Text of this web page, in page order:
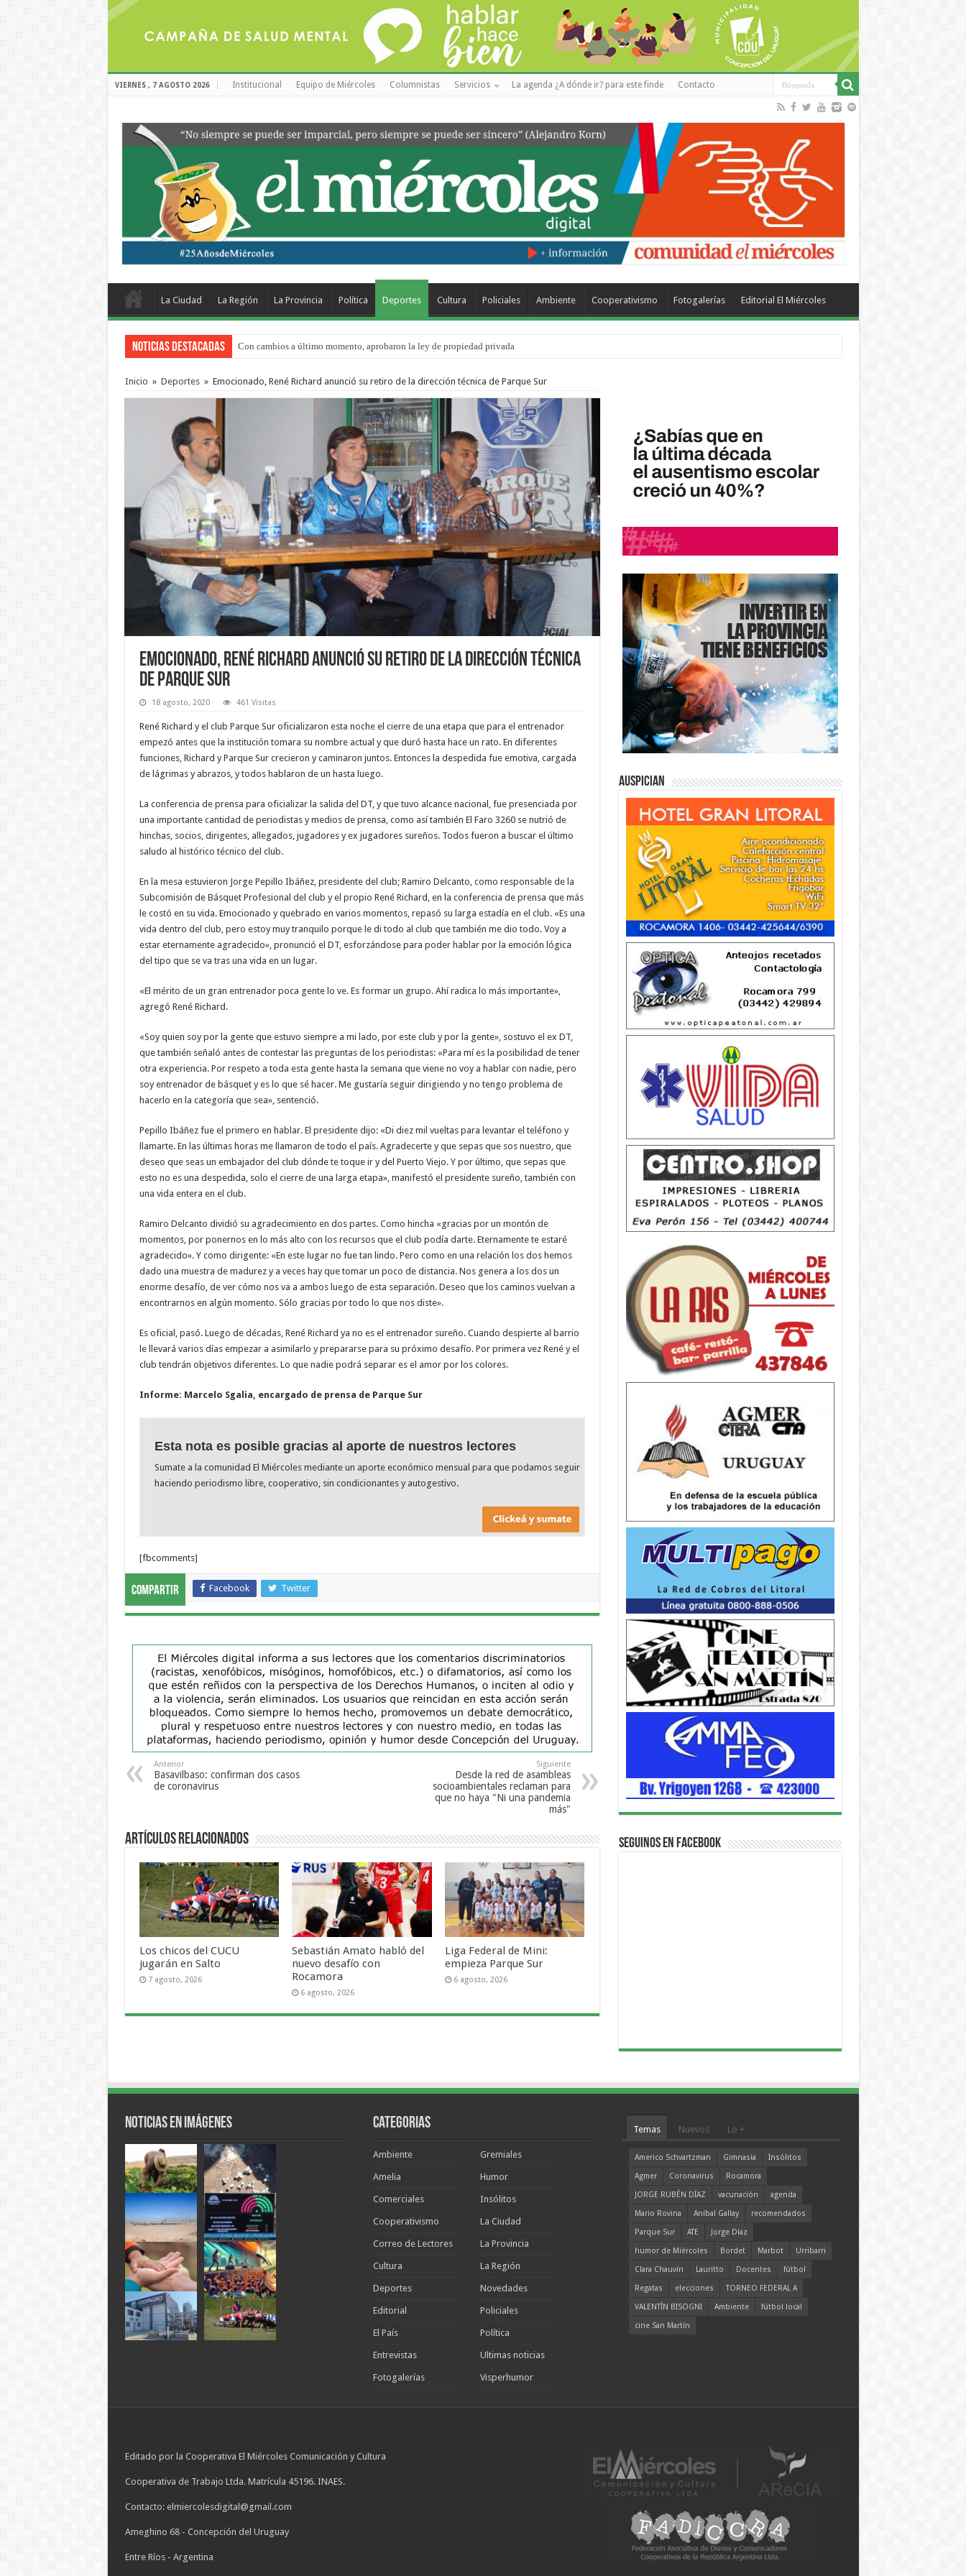
VIERNES , 7 AGOSTO 2026 Institucional Equipo de Miércoles Columnistas Servicios La agenda ¿A dónde ir? para este finde Contacto
La Ciudad La Región La Provincia Política Deportes Cultura Policiales Ambiente Cooperativismo Fotogalerías Editorial El Miércoles
Noticias Destacadas Con cambios a último momento, aprobaron la ley de propiedad privada
Inicio » Deportes » Emocionado, René Richard anunció su retiro de la dirección técnica de Parque Sur
Emocionado, René Richard anunció su retiro de la dirección técnica
de Parque Sur
18 agosto, 2020 461 Visitas
René Richard y el club Parque Sur oficializaron esta noche el cierre de una etapa que para el entrenador
empezó antes que la institución tomara su nombre actual y que duró hasta hace un rato. En diferentes
funciones, Richard y Parque Sur crecieron y caminaron juntos. Entonces la despedida fue emotiva, cargada
de lágrimas y abrazos, y todos hablaron de un hasta luego.
La conferencia de prensa para oficializar la salida del DT, y que tuvo alcance nacional, fue presenciada por
una importante cantidad de periodistas y medios de prensa, como así también El Faro 3260 se nutrió de
hinchas, socios, dirigentes, allegados, jugadores y ex jugadores sureños. Todos fueron a buscar el último
saludo al histórico técnico del club.
En la mesa estuvieron Jorge Pepillo Ibáñez, presidente del club; Ramiro Delcanto, como responsable de la
Subcomisión de Básquet Profesional del club y el propio René Richard, en la conferencia de prensa que más
le costó en su vida. Emocionado y quebrado en varios momentos, repasó su larga estadía en el club. «Es una
vida dentro del club, pero estoy muy tranquilo porque le di todo al club que también me dio todo. Voy a
estar eternamente agradecido», pronunció el DT, esforzándose para poder hablar por la emoción lógica
del tipo que se va tras una vida en un lugar.
«El mérito de un gran entrenador poca gente lo ve. Es formar un grupo. Ahí radica lo más importante»,
agregó René Richard.
«Soy quien soy por la gente que estuvo siempre a mi lado, por este club y por la gente», sostuvo el ex DT,
que también señaló antes de contestar las preguntas de los periodistas: «Para mí es la posibilidad de tener
otra experiencia. Por respeto a toda esta gente hasta la semana que viene no voy a hablar con nadie, pero
soy entrenador de básquet y es lo que sé hacer. Me gustaría seguir dirigiendo y no tengo problema de
hacerlo en la categoría que sea», sentenció.
Pepillo Ibáñez fue el primero en hablar. El presidente dijo: «Di diez mil vueltas para levantar el teléfono y
llamarte. En las últimas horas me llamaron de todo el país. Agradecerte y que sepas que sos nuestro, que
deseo que seas un embajador del club dónde te toque ir y del Puerto Viejo. Y por último, que sepas que
esto no es una despedida, solo el cierre de una larga etapa», manifestó el presidente sureño, también con
una vida entera en el club.
Ramiro Delcanto dividió su agradecimiento en dos partes. Como hincha «gracias por un montón de
momentos, por ponernos en lo más alto con los recursos que el club podía darte. Eternamente te estaré
agradecido». Y como dirigente: «En este lugar no fue tan lindo. Pero como en una relación los dos hemos
dado una muestra de madurez y a veces hay que tomar un poco de distancia. Nos genera a los dos un
enorme desafío, de ver cómo nos va a ambos luego de esta separación. Deseo que los caminos vuelvan a
encontrarnos en algún momento. Sólo gracias por todo lo que nos diste».
Es oficial, pasó. Luego de décadas, René Richard ya no es el entrenador sureño. Cuando despierte al barrio
le llevará varios días empezar a asimilarlo y prepararse para su próximo desafío. Por primera vez René y el
club tendrán objetivos diferentes. Lo que nadie podrá separar es el amor por los colores.
Informe: Marcelo Sgalia, encargado de prensa de Parque Sur
Esta nota es posible gracias al aporte de nuestros lectores
Sumate a la comunidad El Miércoles mediante un aporte económico mensual para que podamos seguir
haciendo periodismo libre, cooperativo, sin condicionantes y autogestivo.
[fbcomments]
Compartir Facebook Twitter
Anterior
Basavilbaso: confirman dos casos
de coronavirus
Siguiente
Desde la red de asambleas
socioambientales reclaman para
que no haya "Ni una pandemia
más"
Artículos Relacionados
Los chicos del CUCU
jugarán en Salto
7 agosto, 2026
Sebastián Amato habló del
nuevo desafío con
Rocamora
6 agosto, 2026
Liga Federal de Mini:
empieza Parque Sur
6 agosto, 2026
Auspician
Seguinos en Facebook
Noticias en Imágenes Categorias
Ambiente
Amelia
Comerciales
Cooperativismo
Correo de Lectores
Cultura
Deportes
Editorial
El País
Entrevistas
Fotogalerías
Gremiales
Humor
Insólitos
La Ciudad
La Provincia
La Región
Novedades
Policiales
Política
Ultimas noticias
Visperhumor
Temas Nuevos Lo +
Americo Schvartzman Gimnasia
Insólitos
Agmer
Coronavirus
Rocamora
JORGE RUBÉN DÍAZ
vacunación
agenda
Mario Rovina
Aníbal Gallay
recomendados
Parque Sur
ATE
Jorge Díaz
humor de Miércoles
Bordet Marbot
Urribarri
Clara Chauvín
Lauritto Docentes
fútbol
Regatas
elecciones
TORNEO FEDERAL A
VALENTÍN BISOGNI
Ambiente
fútbol local
cine San Martín
Editado por la Cooperativa El Miércoles Comunicación y Cultura
Cooperativa de Trabajo Ltda. Matrícula 45196. INAES.
Contacto: elmiercolesdigital@gmail.com
Ameghino 68 - Concepción del Uruguay
Entre Ríos - Argentina